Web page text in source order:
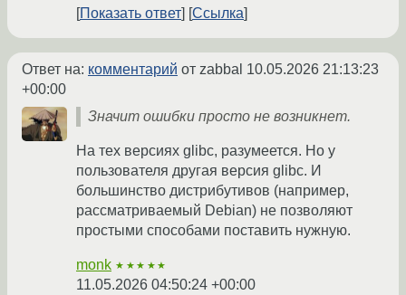
Показать ответ
Ссылка
Ответ на: комментарий от zabbal 10.05.2026 21:13:23
+00:00
Значит ошибки просто не возникнет.
На тех версиях glibc, разумеется. Но у
пользователя другая версия glibc. И
большинство дистрибутивов (например,
рассматриваемый Debian) не позволяют
простыми способами поставить нужную.
monk ★★★★★
11.05.2026 04:50:24 +00:00